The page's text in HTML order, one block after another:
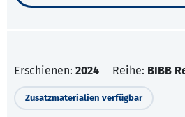
Erschienen: 2024 Reihe: BIBB
Zusatzmaterialien verfügbar